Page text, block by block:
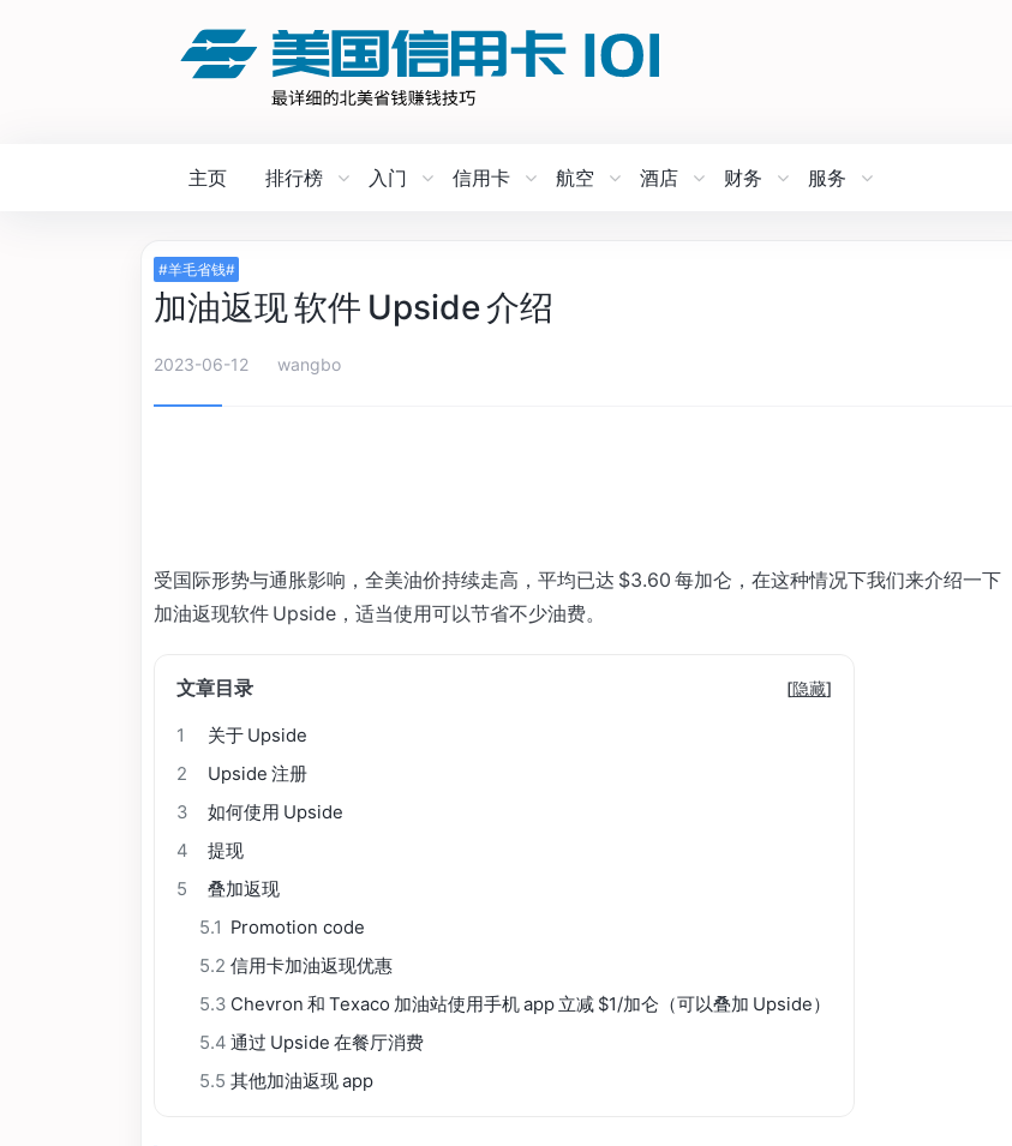
主页 排行榜 入门 信用卡 航空 酒店 财务 服务
#羊毛省钱#
加油返现 软件 Upside 介绍
2023-06-12 wangbo
受国际形势与通胀影响，全美油价持续走高，平均已达 $3.60 每加仑，在这种情况下我们来介绍一下
加油返现软件 Upside，适当使用可以节省不少油费。
文章目录 [隐藏]
1
关于 Upside
2
Upside 注册
3
如何使用 Upside
4
提现
5
叠加返现
5.1 Promotion code
5.2 信用卡加油返现优惠
5.3 Chevron 和 Texaco 加油站使用手机 app 立减 $1/加仑（可以叠加 Upside）
5.4 通过 Upside 在餐厅消费
5.5 其他加油返现 app